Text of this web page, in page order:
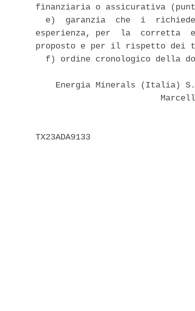
finanziaria o assicurativa
e)  garanzia  che  i
esperienza, per  la  corretta
proposto e per il rispetto dei
f) ordine cronologico della
Energia Minerals (Italia)